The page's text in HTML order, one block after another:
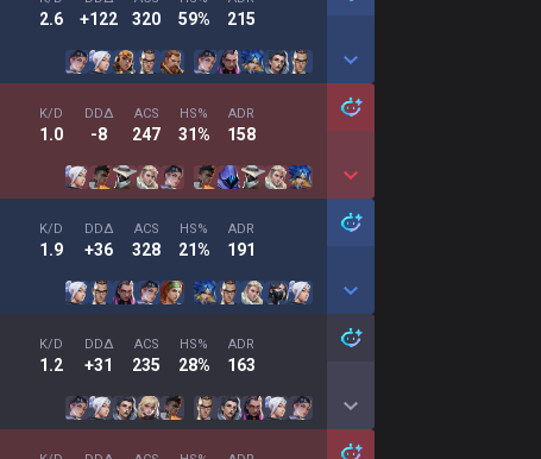
2.6 +122 320 59% 215
K/D
1.0
DDΔ
-8
ACS
247
HS%
31%
ADR
158
K/D
1.9
DDΔ
+36
ACS
328
HS%
21%
ADR
191
K/D
1.2
DDΔ
+31
ACS
235
HS%
28%
ADR
163